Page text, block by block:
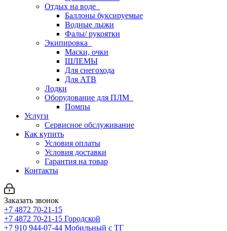
Отдых на воде
Баллоны буксируемые
Водные лыжи
Фалы/ рукоятки
Экипировка
Маски, очки
ШЛЕМЫ
Для снегохода
Для АТВ
Лодки
Оборудование для ПЛМ
Помпы
Услуги
Сервисное обслуживание
Как купить
Условия оплаты
Условия доставки
Гарантия на товар
Контакты
Заказать звонок
+7 4872 70-21-15
+7 4872 70-21-15 Городской
+7 910 944-07-44 Мобильный с ТГ